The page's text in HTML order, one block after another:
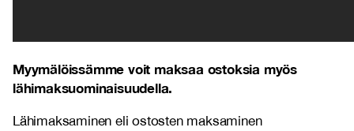
Myymälöissämme voit maksaa ostoksia myös
lähimaksuominaisuudella.
Lähimaksaminen eli ostosten maksaminen